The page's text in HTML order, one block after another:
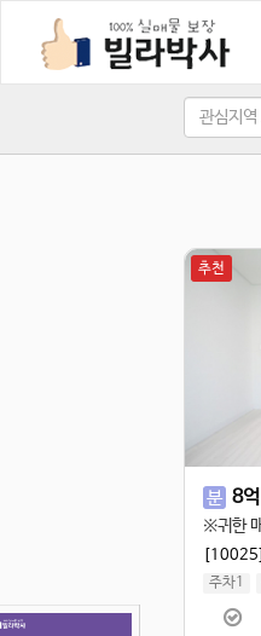
추천
분 8억
[10025]
주차1
실 70㎡